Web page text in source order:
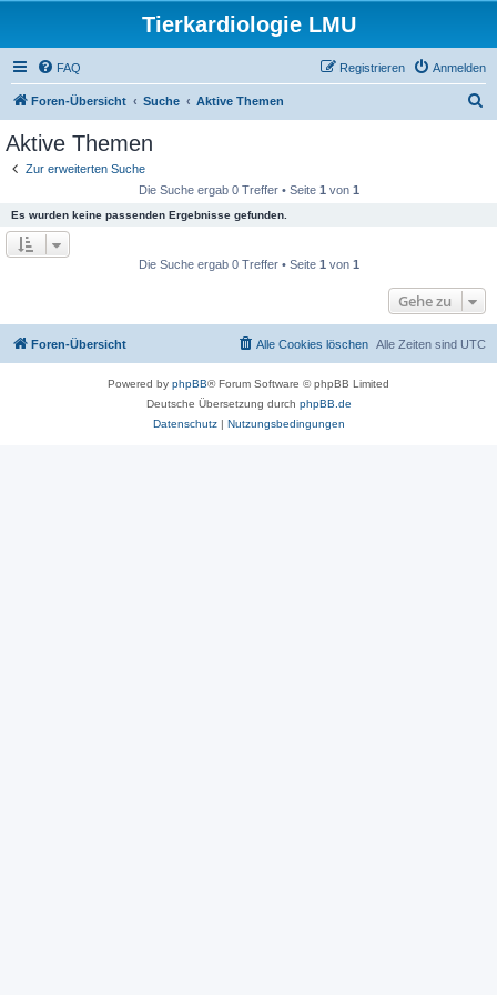
Tierkardiologie LMU
FAQ Anmelden
Registrieren
Foren-Übersicht Suche Aktive Themen
Aktive Themen
Zur erweiterten Suche
Die Suche ergab 0 Treffer • Seite 1 von 1
Es wurden keine passenden Ergebnisse gefunden.
Die Suche ergab 0 Treffer • Seite 1 von 1
Gehe zu
Foren-Übersicht Alle Zeiten sind UTC
Alle Cookies löschen
Powered by phpBB® Forum Software © phpBB Limited
Deutsche Übersetzung durch phpBB.de
Datenschutz| Nutzungsbedingungen